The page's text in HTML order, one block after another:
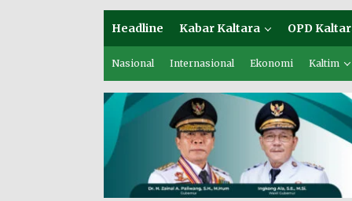
Headline Kabar Kaltara OPD
Nasional Internasional Ekonomi Kaltim